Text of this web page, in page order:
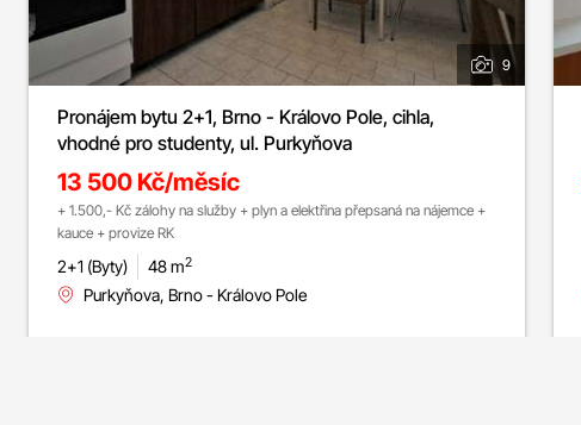
9
Pronájem bytu 2+1, Brno - Královo Pole, cihla,
vhodné pro studenty, ul. Purkyňova
13 500 Kč/měsíc
+ 1.500,- Kč zálohy na služby + plyn a elektřina přepsaná na nájemce +
kauce + provize RK
2+1 (Byty) 48 m2
Purkyňova, Brno - Královo Pole